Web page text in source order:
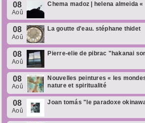
08
Aoû
Chema madoz | helena almeida
08
Aoû
La goutte d'eau. stéphane thidet
08
Aoû
Pierre-elie de pibrac "hakanai
08
Aoû
Nouvelles peintures « les
nature et spiritualité
08
Aoû
Joan tomás "le paradoxe